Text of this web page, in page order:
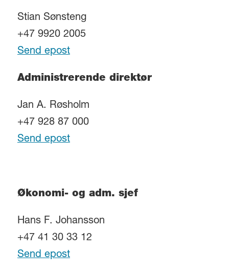
Stian Sønsteng
+47 9920 2005
Send epost
Administrerende direktør
Jan A. Røsholm
+47 928 87 000
Send epost
Økonomi- og adm. sjef
Hans F. Johansson
+47 41 30 33 12
Send epost